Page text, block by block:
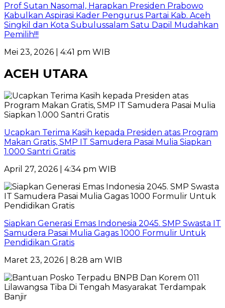
Prof Sutan Nasomal, Harapkan Presiden Prabowo
Kabulkan Aspirasi Kader Pengurus Partai Kab. Aceh
Singkil dan Kota Subulussalam Satu Dapil Mudahkan
Pemilih!!!
Mei 23, 2026 | 4:41 pm WIB
ACEH UTARA
Ucapkan Terima Kasih kepada Presiden atas Program
Makan Gratis, SMP IT Samudera Pasai Mulia Siapkan
1.000 Santri Gratis
April 27, 2026 | 4:34 pm WIB
Siapkan Generasi Emas Indonesia 2045. SMP Swasta IT
Samudera Pasai Mulia Gagas 1000 Formulir Untuk
Pendidikan Gratis
Maret 23, 2026 | 8:28 am WIB